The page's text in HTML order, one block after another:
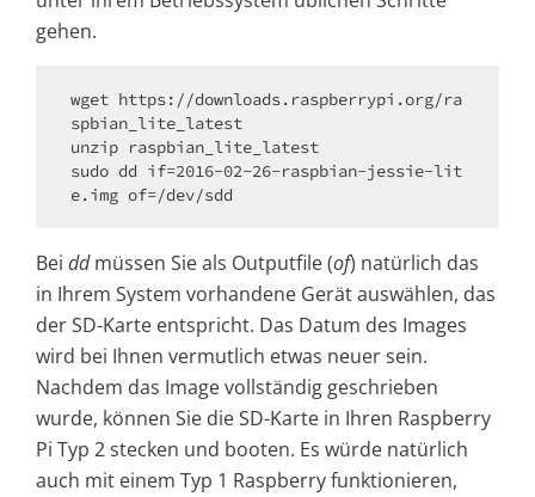
gehen.
wget https://downloads.raspberrypi.org/ra
spbian_lite_latest
unzip raspbian_lite_latest
sudo dd if=2016-02-26-raspbian-jessie-lit
e.img of=/dev/sdd
Bei ddmüssen Sie als Outputfile (of) natürlich das
in Ihrem System vorhandene Gerät auswählen, das
der SD-Karte entspricht. Das Datum des Images
wird bei Ihnen vermutlich etwas neuer sein.
Nachdem das Image vollständig geschrieben
wurde, können Sie die SD-Karte in Ihren Raspberry
Pi Typ 2 stecken und booten. Es würde natürlich
auch mit einem Typ 1 Raspberry funktionieren,